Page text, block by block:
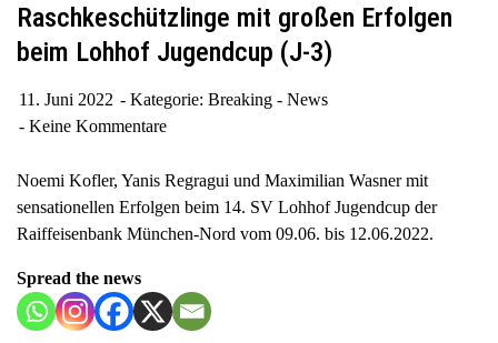
Raschkeschützlinge mit großen Erfolgen
beim Lohhof Jugendcup (J-3)
11. Juni 2022 Kategorie: Breaking - News
Keine Kommentare
Noemi Kofler, Yanis Regragui und Maximilian Wasner mit
sensationellen Erfolgen beim 14. SV Lohhof Jugendcup der
Raiffeisenbank München-Nord vom 09.06. bis 12.06.2022.
Spread the news